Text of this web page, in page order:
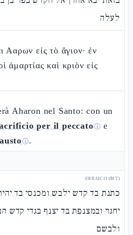
לעלה
Ααρων εἰς τὸ ἅγιον· ἐν
ἁμαρτίας καὶ κριὸν εἰς
Aharon nel Santo: con un
per il peccatoⓘ e
ⓘ.
EBRAICO (MT)
כתנת בד קדש ילבש ומכנסי בד
יחגר ובמצנפת בד יצנף בגדי קדש
ולבשם